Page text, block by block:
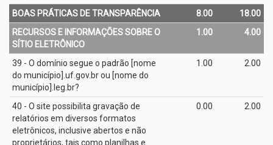
BOAS PRÁTICAS DE TRANSPARÊNCIA 8.00
18.00
RECURSOS E INFORMAÇÕES SOBRE O
SÍTIO ELETRÔNICO
1.00 4.00
39 - O domínio segue o padrão [nome
do município].uf.gov.br ou [nome do
município].leg.br?
1.00 2.00
40 - O site possibilita gravação de
relatórios em diversos formatos
eletrônicos, inclusive abertos e não
proprietários, tais como planilhas e
0.00 2.00